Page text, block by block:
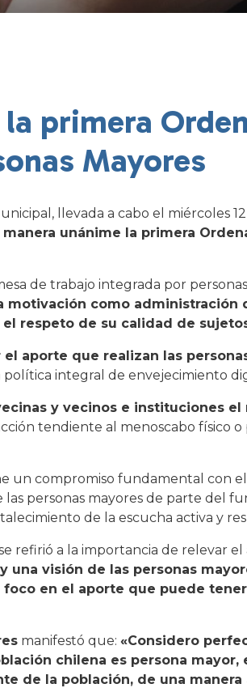
primera
Mayores
llevada a cabo el miércoles
unánime la primera
de trabajo integrada por
motivación como administración
respeto de su calidad de
el aporte que realizan las
integral de envejecimiento
y vecinos e instituciones
tendiente al menoscabo físico
un compromiso fundamental con
personas mayores de parte del
de la escucha activa y
refirió a la importancia de relevar
una visión de las personas
en el aporte que puede
manifestó que: «Considero
chilena es persona
de la población, de una